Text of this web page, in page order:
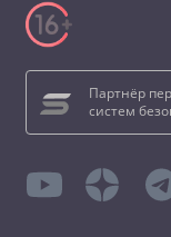
Партнёр
систем